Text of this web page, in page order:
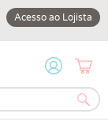
10% off na
DEDEKA10
Acesso ao Lojista